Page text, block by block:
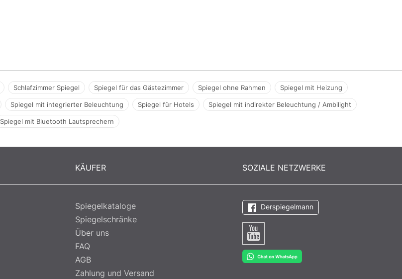
Schlafzimmer Spiegel Spiegel für das Gästezimmer Spiegel ohne Rahmen Spiegel mit Heizung
Spiegel mit integrierter Beleuchtung Spiegel für Hotels Spiegel mit indirekter Beleuchtung / Ambilight
Spiegel mit Bluetooth Lautsprechern
KÄUFER
Spiegelkataloge
Spiegelschränke
Über uns
FAQ
AGB
Zahlung und Versand
SOZIALE NETZWERKE
Derspiegelmann